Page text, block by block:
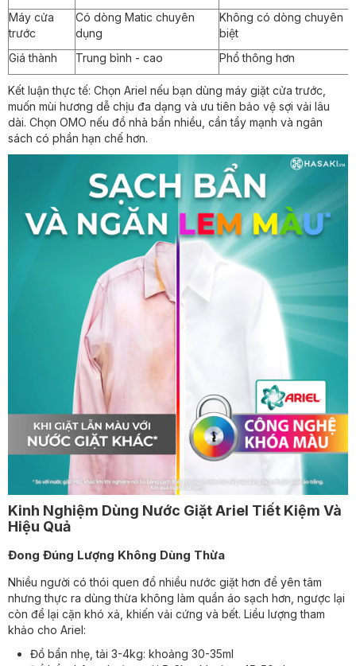
Máy cửa
trước
Có dòng Matic chuyên
dụng
Không có dòng chuyên
biệt
Giá thành
Trung bình - cao Phổ thông hơn
Kết luận thực tế: Chọn Ariel nếu bạn dùng máy giặt cửa trước,
muốn mùi hương dễ chịu đa dạng và ưu tiên bảo vệ sợi vải lâu
dài. Chọn OMO nếu đồ nhà bẩn nhiều, cần tẩy mạnh và ngân
sách có phần hạn chế hơn.
Kinh Nghiệm Dùng Nước Giặt Ariel Tiết Kiệm Và
Hiệu Quả
Đong Đúng Lượng Không Dùng Thừa
Nhiều người có thói quen đổ nhiều nước giặt hơn để yên tâm
nhưng thực ra dùng thừa không làm quần áo sạch hơn, ngược lại
còn để lại cặn khó xả, khiến vải cứng và bết. Liều lượng tham
khảo cho Ariel:
Đồ bẩn nhẹ, tải 3-4kg: khoảng 30-35ml